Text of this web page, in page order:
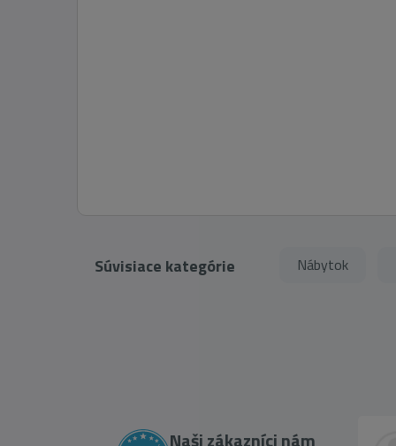
Súvisiace kategórie Nábytok
Naši zákazníci nám